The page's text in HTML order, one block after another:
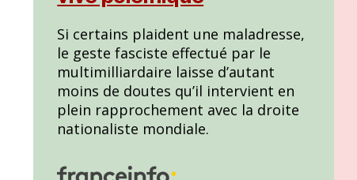
Si certains plaident une maladresse,
le geste fasciste effectué par le
multimilliardaire laisse d’autant
moins de doutes qu’il intervient en
plein rapprochement avec la droite
nationaliste mondiale.